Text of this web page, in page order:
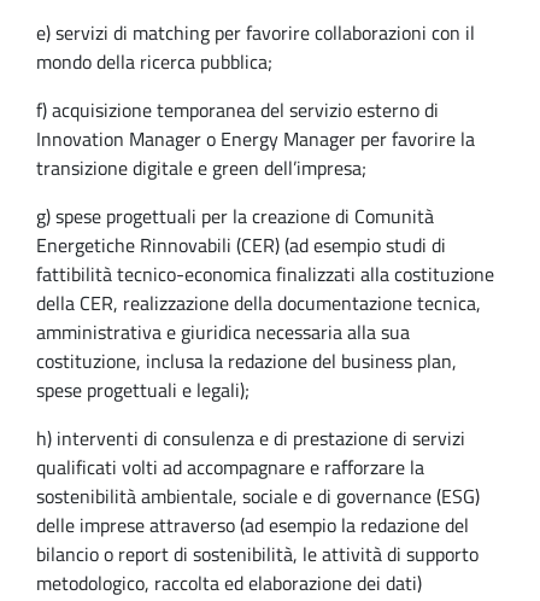
e) servizi di matching per favorire collaborazioni con il
mondo della ricerca pubblica;
f) acquisizione temporanea del servizio esterno di
Innovation Manager o Energy Manager per favorire la
transizione digitale e green dell’impresa;
g) spese progettuali per la creazione di Comunità
Energetiche Rinnovabili (CER) (ad esempio studi di
fattibilità tecnico-economica finalizzati alla costituzione
della CER, realizzazione della documentazione tecnica,
amministrativa e giuridica necessaria alla sua
costituzione, inclusa la redazione del business plan,
spese progettuali e legali);
h) interventi di consulenza e di prestazione di servizi
qualificati volti ad accompagnare e rafforzare la
sostenibilità ambientale, sociale e di governance (ESG)
delle imprese attraverso (ad esempio la redazione del
bilancio o report di sostenibilità, le attività di supporto
metodologico, raccolta ed elaborazione dei dati)